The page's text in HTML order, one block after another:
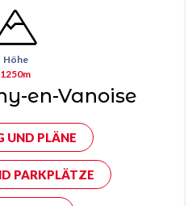
Höhe
1250m
en-Vanoise
UND PLÄNE
PARKPLÄTZE